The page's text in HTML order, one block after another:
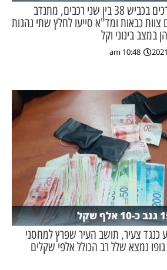
השבוע אירעה תאונת דרכים בכביש 38 בין שני רכבים, מתנדב
כבאות ומד"א סייעו לחלץ שתי נהגות
10:48 am
כנגד צעיר, תושב העיר שפרץ למחסני
במירון ונעצר 3 על גופו נמצא שלל רב הכולל אלפי שקלים